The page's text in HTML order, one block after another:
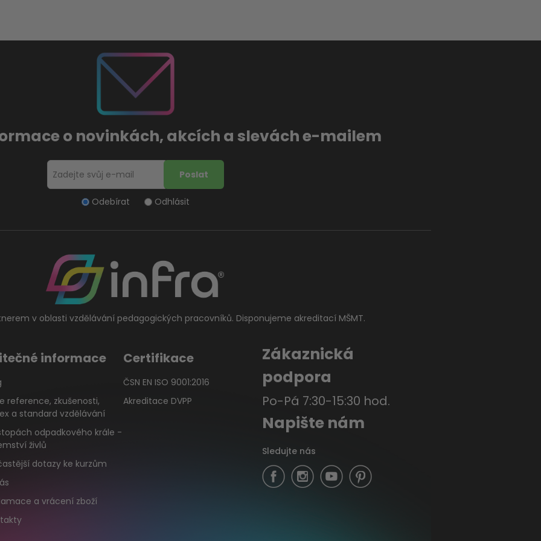
o novinkách, akcích a slevách e-mailem
Odebírat Odhlásit
v oblasti vzdělávání pedagogických pracovníků. Disponujeme akreditací MŠMT.
informace
reference, zkušenosti,
a standard vzdělávání
odpadkového krále -
živlů
dotazy ke kurzům
a vrácení zboží
Certifikace
ČSN EN ISO 9001:2016
Akreditace DVPP
Zákaznická
podpora
Po-Pá 7:30-15:30 hod.
Napište nám
Sledujte nás